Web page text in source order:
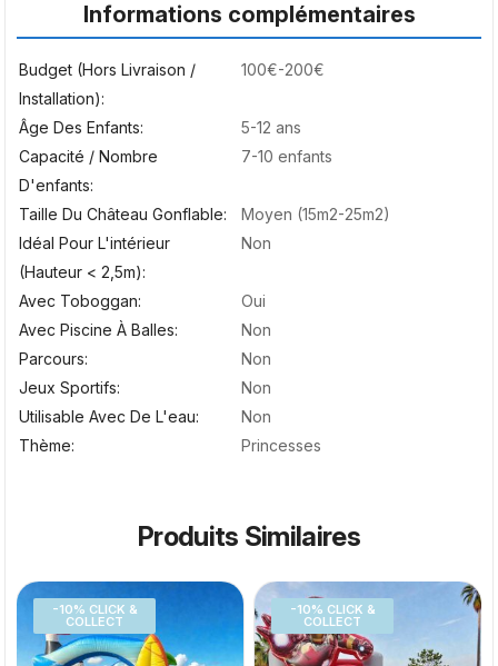
Informations complémentaires
Budget (hors Livraison /
Installation)
100€-200€
Âge Des Enfants
5-12 ans
Capacité / Nombre
D'enfants
7-10 enfants
Taille Du Château Gonflable
Moyen (15m2-25m2)
Idéal Pour L'intérieur
(hauteur < 2,5m)
Non
Avec Toboggan
Oui
Avec Piscine À Balles
Non
Parcours
Non
Jeux Sportifs
Non
Utilisable Avec De L'eau
Non
Thème
Princesses
Produits Similaires
-10% CLICK &
COLLECT
-10% CLICK &
COLLECT